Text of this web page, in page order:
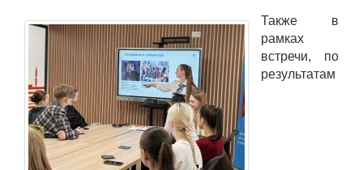
Также в
рамках
встречи, по
результатам